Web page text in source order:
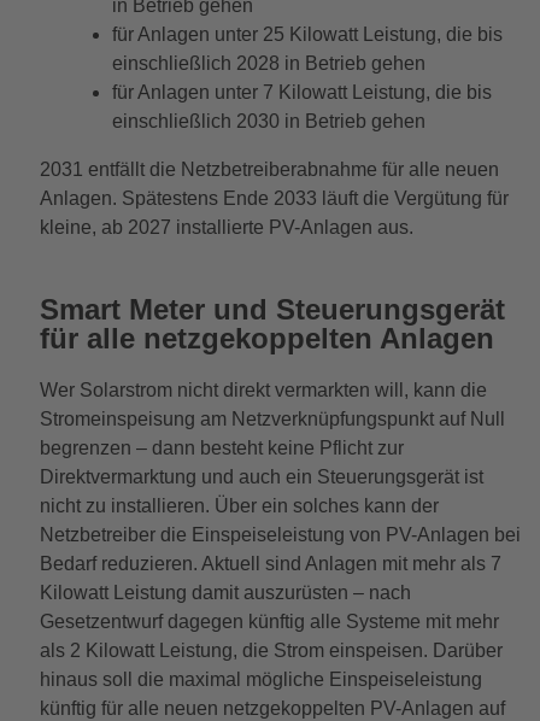
in Betrieb gehen
für Anlagen unter 25 Kilowatt Leistung, die bis
einschließlich 2028 in Betrieb gehen
für Anlagen unter 7 Kilowatt Leistung, die bis
einschließlich 2030 in Betrieb gehen
2031 entfällt die Netzbetreiberabnahme für alle neuen
Anlagen. Spätestens Ende 2033 läuft die Vergütung für
kleine, ab 2027 installierte PV-Anlagen aus.
Smart Meter und Steuerungsgerät
für alle netzgekoppelten Anlagen
Wer Solarstrom nicht direkt vermarkten will, kann die
Stromeinspeisung am Netzverknüpfungspunkt auf Null
begrenzen – dann besteht keine Pflicht zur
Direktvermarktung und auch ein Steuerungsgerät ist
nicht zu installieren. Über ein solches kann der
Netzbetreiber die Einspeiseleistung von PV-Anlagen bei
Bedarf reduzieren. Aktuell sind Anlagen mit mehr als 7
Kilowatt Leistung damit auszurüsten – nach
Gesetzentwurf dagegen künftig alle Systeme mit mehr
als 2 Kilowatt Leistung, die Strom einspeisen. Darüber
hinaus soll die maximal mögliche Einspeiseleistung
künftig für alle neuen netzgekoppelten PV-Anlagen auf